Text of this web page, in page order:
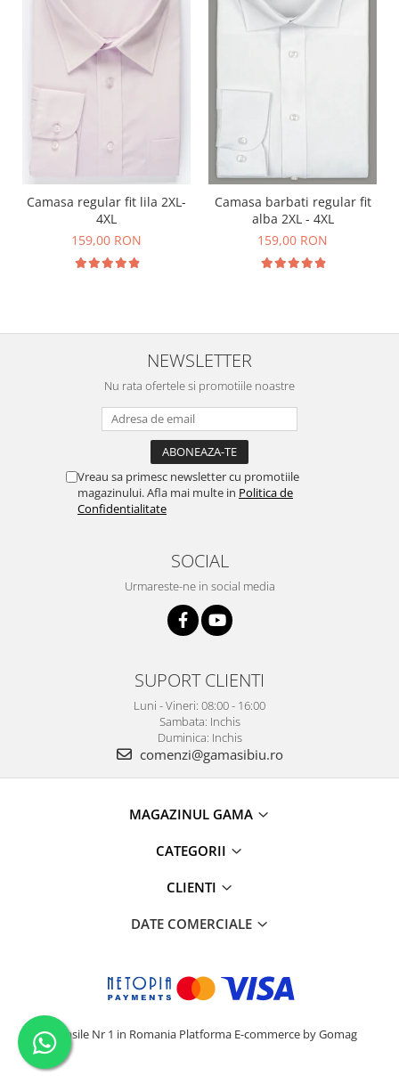
Camasa regular fit lila 2XL-
4XL
159,00 RON
Camasa barbati regular fit
alba 2XL - 4XL
159,00 RON
NEWSLETTER
Nu rata ofertele si promotiile noastre
Vreau sa primesc newsletter cu promotiile
magazinului. Afla mai multe in Politica de
Confidentialitate
SOCIAL
Urmareste-ne in social media
SUPORT CLIENTI
Luni - Vineri: 08:00 - 16:00
Sambata: Inchis
Duminica: Inchis
comenzi@gamasibiu.ro
MAGAZINUL GAMA
CATEGORII
CLIENTI
DATE COMERCIALE
Camasile Nr 1 in Romania Platforma E-commerce by Gomag